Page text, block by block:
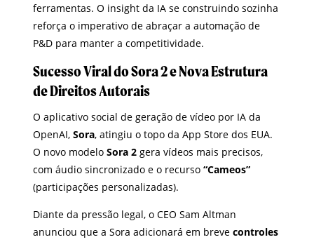
ferramentas. O insight da IA se construindo sozinha
reforça o imperativo de abraçar a automação de
P&D para manter a competitividade.
Sucesso Viral do Sora 2 e Nova Estrutura
de Direitos Autorais
O aplicativo social de geração de vídeo por IA da
OpenAI,Sora, atingiu o topo da App Store dos EUA.
O novo modeloSora 2 gera vídeos mais precisos,
com áudio sincronizado e o recurso“Cameos”
(participações personalizadas).
Diante da pressão legal, o CEO Sam Altman
anunciou que a Sora adicionará em brevecontroles